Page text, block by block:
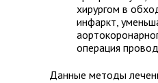
хирургом в
инфаркт,
операция
Данные методы